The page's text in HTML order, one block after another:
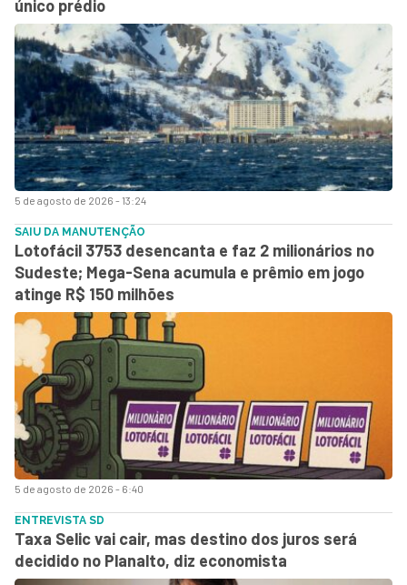
5 de agosto de 2026 - 13:24
único prédio
5 de agosto de 2026 - 6:40
SAIU DA MANUTENÇÃO
Lotofácil 3753 desencanta e faz 2 milionários no
Sudeste; Mega-Sena acumula e prêmio em jogo
atinge R$ 150 milhões
ENTREVISTA SD
Taxa Selic vai cair, mas destino dos juros será
decidido no Planalto, diz economista